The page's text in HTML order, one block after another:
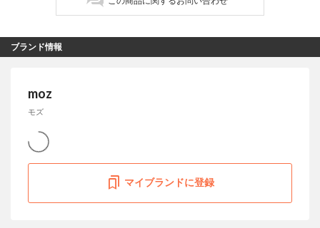
ブランド情報
moz
モズ
マイブランドに登録